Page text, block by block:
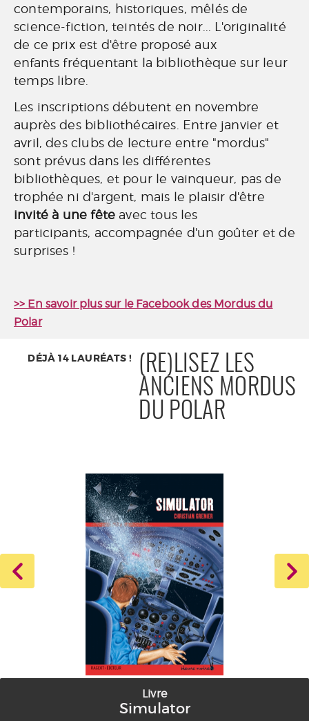
contemporains, historiques, mêlés de
science-fiction, teintés de noir... L'originalité
de ce prix est d'être proposé aux
enfants fréquentant la bibliothèque sur leur
temps libre.
Les inscriptions débutent en novembre
auprès des bibliothécaires. Entre janvier et
avril, des clubs de lecture entre "mordus"
sont prévus dans les différentes
bibliothèques, et pour le vainqueur, pas de
trophée ni d'argent, mais le plaisir d'être
invité à une fête avec tous les
participants, accompagnée d'un goûter et de
surprises !
>> En savoir plus sur le Facebook des Mordus du
Polar
DÉJÀ 14 LAURÉATS !
(RE)LISEZ LES
ANCIENS MORDUS
DU POLAR
Livre
Simulator